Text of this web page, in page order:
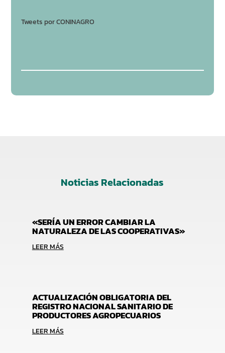
Tweets por CONINAGRO
Noticias Relacionadas
«SERÍA UN ERROR CAMBIAR LA
NATURALEZA DE LAS COOPERATIVAS»
LEER MÁS
ACTUALIZACIÓN OBLIGATORIA DEL
REGISTRO NACIONAL SANITARIO DE
PRODUCTORES AGROPECUARIOS
LEER MÁS